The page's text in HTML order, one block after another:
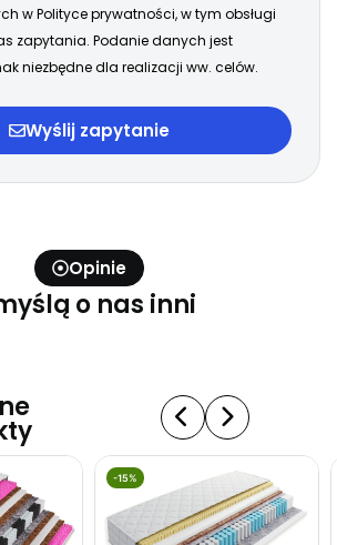
w Polityce prywatności, w tym obsługi
zapytania. Podanie danych jest
niezbędne dla realizacji ww. celów.
Wyślij zapytanie
Opinie
o nas inni
-15%